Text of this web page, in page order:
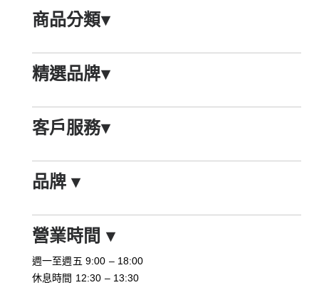
商品分類▾
精選品牌▾
客戶服務▾
品牌▾
營業時間 ▾
週一至週五 9:00 – 18:00
休息時間 12:30 – 13:30